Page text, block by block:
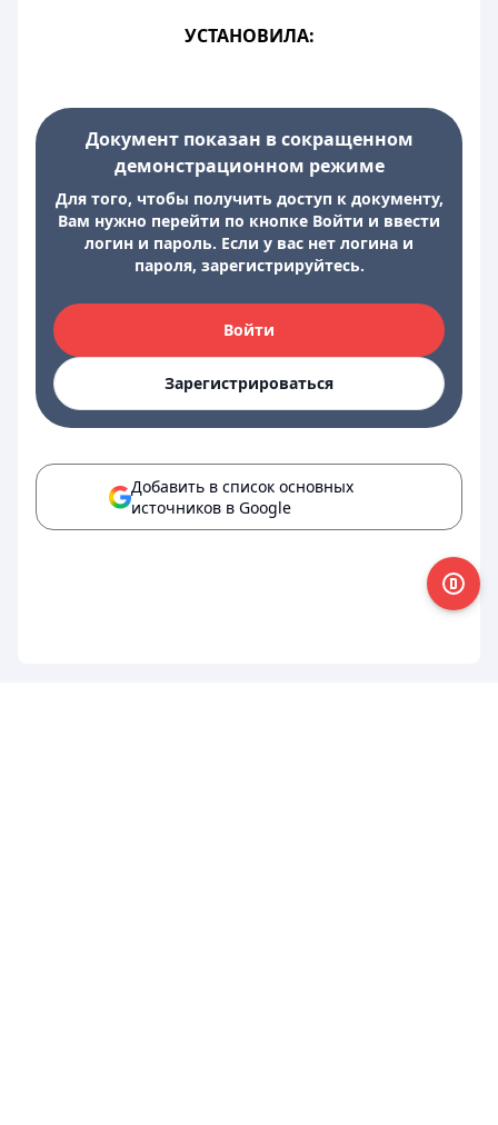
УСТАНОВИЛА:
Документ показан в сокращенном
демонстрационном режиме
Для того, чтобы получить доступ к документу,
Вам нужно перейти по кнопке Войти и ввести
логин и пароль. Если у вас нет логина и
пароля, зарегистрируйтесь.
Войти
Зарегистрироваться
Добавить в список основных
источников в Google